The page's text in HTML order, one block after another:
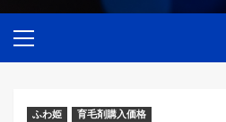
Menu
ふわ姫 育毛剤購入価格